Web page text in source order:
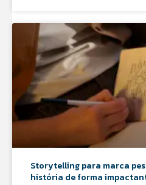
Storytelling para marca
história de forma